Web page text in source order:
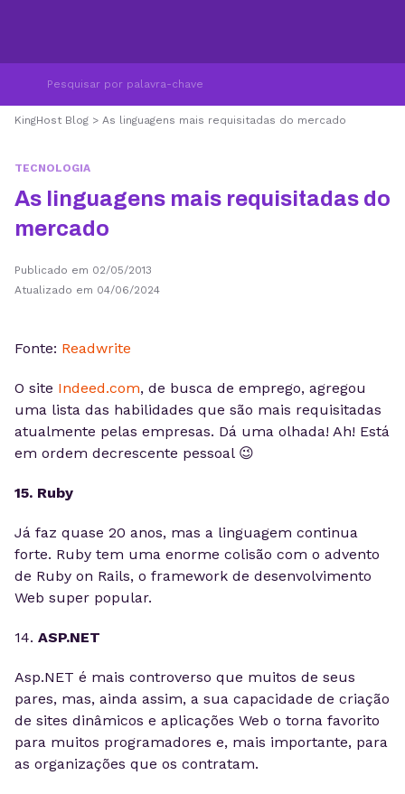
KingHost Blog > As linguagens mais requisitadas do mercado
TECNOLOGIA
As linguagens mais requisitadas do
mercado
Publicado em 02/05/2013
Atualizado em 04/06/2024
Fonte: Readwrite
O site Indeed.com, de busca de emprego, agregou
uma lista das habilidades que são mais requisitadas
atualmente pelas empresas. Dá uma olhada! Ah! Está
em ordem decrescente pessoal 😉
15. Ruby
Já faz quase 20 anos, mas a linguagem continua
forte. Ruby tem uma enorme colisão com o advento
de Ruby on Rails, o framework de desenvolvimento
Web super popular.
14. ASP.NET
Asp.NET é mais controverso que muitos de seus
pares, mas, ainda assim, a sua capacidade de criação
de sites dinâmicos e aplicações Web o torna favorito
para muitos programadores e, mais importante, para
as organizações que os contratam.